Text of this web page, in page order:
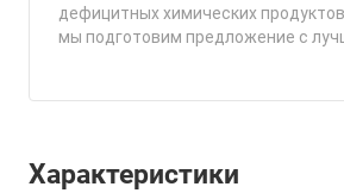
дефицитных химических
мы подготовим предложение с
Характеристики